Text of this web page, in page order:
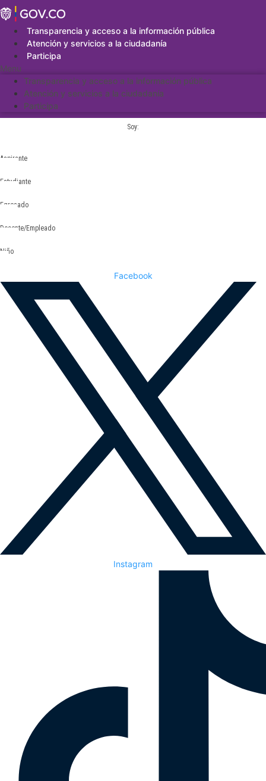
Saltar
al
contenidoTransparencia y acceso a la información pública
Atención y servicios a la ciudadanía
Participa
Menu
Transparencia y acceso a la información pública
Atención y servicios a la ciudadanía
Participa
Soy:
Aspirante
Estudiante
Egresado
Docente/Empleado
Niño
Facebook
Instagram